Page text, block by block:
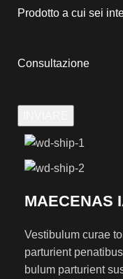
Prodotto a cui sei
Consultazione
MAECENAS
Vestibulum curae
parturient
bulum parturient